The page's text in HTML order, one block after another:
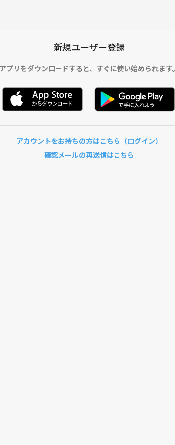
新規ユーザー登録
アプリをダウンロードすると、 すぐに使い始められます。
アカウントをお持ちの方はこちら（ログイン）
確認メールの再送信はこちら